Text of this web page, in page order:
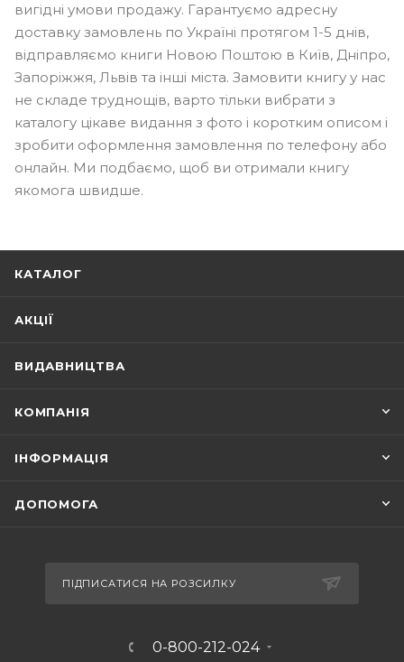
вигідні умови продажу. Гарантуємо адресну
доставку замовлень по Україні протягом 1-5 днів,
відправляємо книги Новою Поштою в Київ, Дніпро,
Запоріжжя, Львів та інші міста. Замовити книгу у нас
не складе труднощів, варто тільки вибрати з
каталогу цікаве видання з фото і коротким описом і
зробити оформлення замовлення по телефону або
онлайн. Ми подбаємо, щоб ви отримали книгу
якомога швидше.
КАТАЛОГ
АКЦІЇ
ВИДАВНИЦТВА
КОМПАНІЯ
ІНФОРМАЦІЯ
ДОПОМОГА
ПІДПИСАТИСЯ НА РОЗСИЛКУ
0-800-212-024